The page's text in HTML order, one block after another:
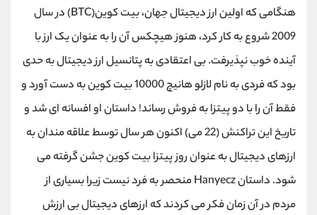
هنگامی که اولین ارز دیجیتال جهان، بیت کوین(BTC)در سال
2009 شروع به کار کرد، هنوز هیچکس آن را به عنوان یک ارز با
آینده خوب نپذیرفت. بی اعتقادی به پتانسیل ارز دیجیتال به حدی
بود که فردی به نام لازلو هانیچ 10000 بیت کوین به دست آورد و
فقط آن را با دو پیتزا به فروش رساند! داستان او افسانه ای شد و
تاریخ این تراکنش (22 می) اکنون هر سال توسط علاقه مندان به
ارزهای دیجیتال به عنوان روز پیتزا بیت کوین جشن گرفته می
شود. داستانHanyeczمنحصر به فرد نیست زیرا بسیاری از
مردم در آن زمان فکر می کردند که ارزهای دیجیتال بی ارزش